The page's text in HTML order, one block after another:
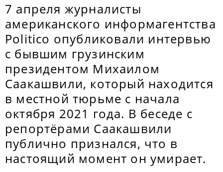
7 апреля журналисты
американского информагентства
Politico опубликовали интервью
с бывшим грузинским
президентом Михаилом
Саакашвили, который находится
в местной тюрьме с начала
октября 2021 года. В беседе с
репортёрами Саакашвили
публично признался, что в
настоящий момент он умирает.